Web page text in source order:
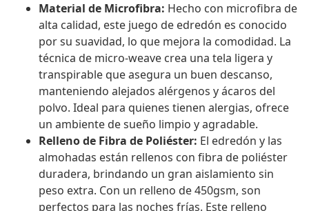
Material de Microfibra: Hecho con microfibra de
alta calidad, este juego de edredón es conocido
por su suavidad, lo que mejora la comodidad. La
técnica de micro-weave crea una tela ligera y
transpirable que asegura un buen descanso,
manteniendo alejados alérgenos y ácaros del
polvo. Ideal para quienes tienen alergias, ofrece
un ambiente de sueño limpio y agradable.
Relleno de Fibra de Poliéster: El edredón y las
almohadas están rellenos con fibra de poliéster
duradera, brindando un gran aislamiento sin
peso extra. Con un relleno de 450gsm, son
perfectos para las noches frías. Este relleno